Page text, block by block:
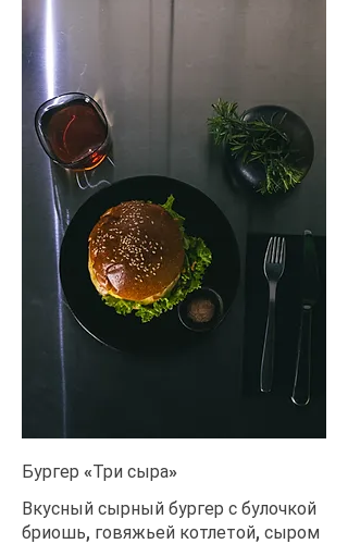
Бургер «Три сыра»
Вкусный сырный бургер с булочкой
бриошь, говяжьей котлетой, сыром